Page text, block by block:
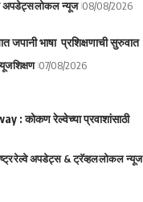
अपडेट्सलोकल न्यूज 08/08/2026
जपानी भाषा प्रशिक्षणाची सुरुवात
शिक्षण 07/08/2026
: कोकण रेल्वेच्या प्रवाशांसाठी
रेल्वे अपडेट्स & ट्रॅव्हललोकल न्यूज